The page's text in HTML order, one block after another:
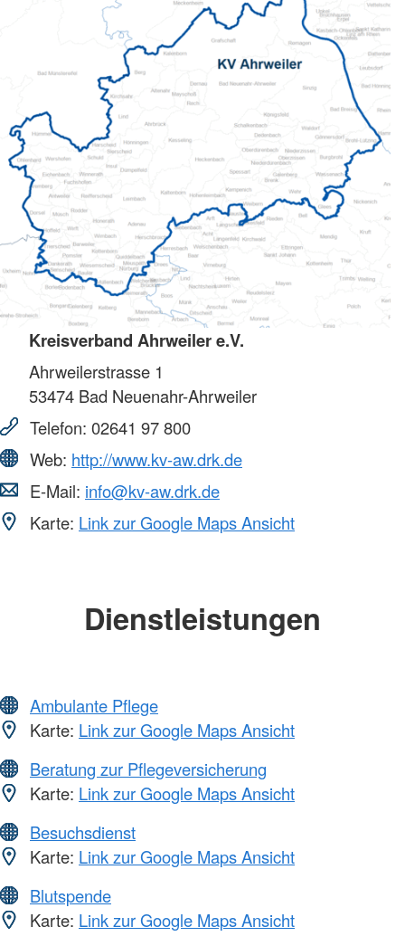
Kreisverband Ahrweiler e.V.
Ahrweilerstrasse 1
53474 Bad Neuenahr-Ahrweiler
Telefon: 02641 97 800
Web: http://www.kv-aw.drk.de
E-Mail: info@kv-aw.drk.de
Karte: Link zur Google Maps Ansicht
Dienstleistungen
Ambulante Pflege
Karte: Link zur Google Maps Ansicht
Beratung zur Pflegeversicherung
Karte: Link zur Google Maps Ansicht
Besuchsdienst
Karte: Link zur Google Maps Ansicht
Blutspende
Karte: Link zur Google Maps Ansicht